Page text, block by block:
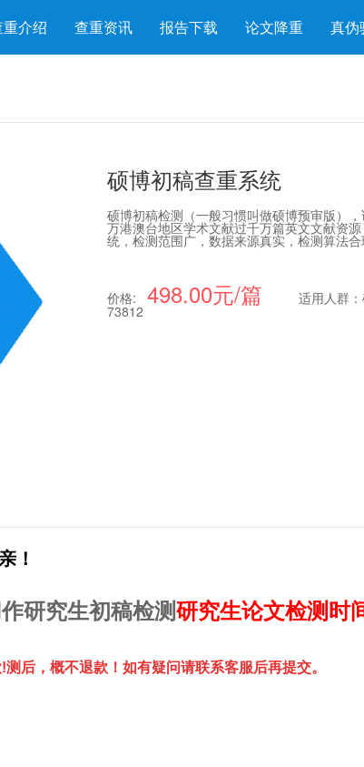
介绍 查重资讯 报告下载 论文降重 真伪
硕博初稿查重系统
硕博初稿检测（一般习惯叫做硕博预审版）
万港澳台地区学术文献过千万篇英文文献资
统，检测范围广，数据来源真实，检测算法
价格: 498.00元/篇 适用人群
73812
！
研究生初稿检测研究生论文检测时
后，概不退款！如有疑问请联系客服后再提交。